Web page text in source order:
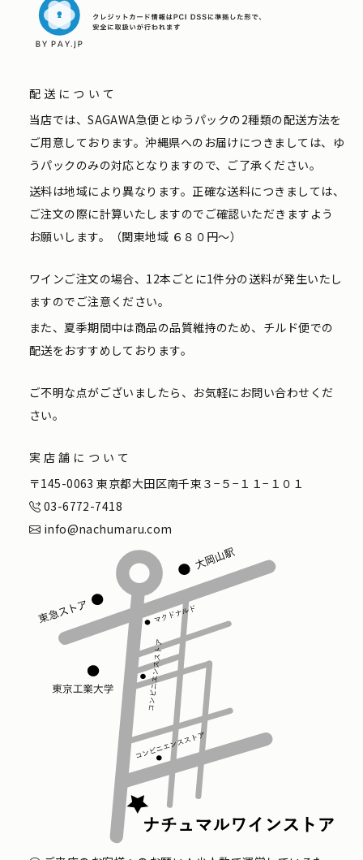
配送について
当店では、SAGAWA急便とゆうパックの2種類の配送方法を
ご用意しております。沖縄県へのお届けにつきましては、ゆ
うパックのみの対応となりますので、ご了承ください。
送料は地域により異なります。正確な送料につきましては、
ご注文の際に計算いたしますのでご確認いただきますよう
お願いします。（関東地域 ６８０円〜）
ワインご注文の場合、12本ごとに1件分の送料が発生いたし
ますのでご注意ください。
また、夏季期間中は商品の品質維持のため、チルド便での
配送をおすすめしております。
ご不明な点がございましたら、お気軽にお問い合わせくだ
さい。
実店舗について
〒145-0063 東京都大田区南千束３−５−１１−１０１
03-6772-7418
info@nachumaru.com